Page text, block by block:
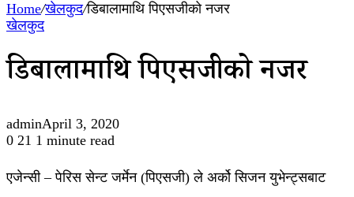
Home/खेलकुद/डिबालामाथि पिएसजीको नजर
खेलकुद
डिबालामाथि पिएसजीको नजर
adminApril 3, 2020
0 21 1 minute read
एजेन्सी – पेरिस सेन्ट जर्मेन (पिएसजी) ले अर्को सिजन युभेन्ट्सबाट